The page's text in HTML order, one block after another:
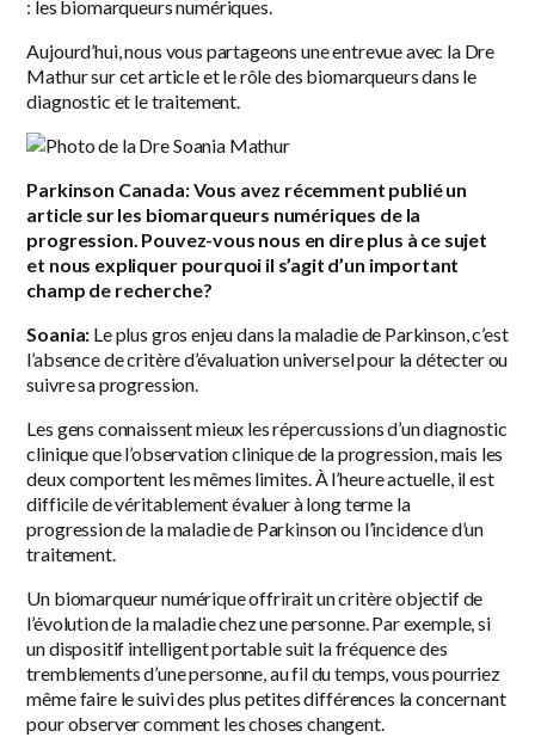
: les biomarqueurs numériques.
Aujourd’hui, nous vous partageons une entrevue avec la Dre
Mathur sur cet article et le rôle des biomarqueurs dans le
diagnostic et le traitement.
Parkinson Canada: Vous avez récemment publié un
article sur les biomarqueurs numériques de la
progression. Pouvez-vous nous en dire plus à ce sujet
et nous expliquer pourquoi il s’agit d’un important
champ de recherche?
Soania: Le plus gros enjeu dans la maladie de Parkinson, c’est
l’absence de critère d’évaluation universel pour la détecter ou
suivre sa progression.
Les gens connaissent mieux les répercussions d’un diagnostic
clinique que l’observation clinique de la progression, mais les
deux comportent les mêmes limites. À l’heure actuelle, il est
difficile de véritablement évaluer à long terme la
progression de la maladie de Parkinson ou l’incidence d’un
traitement.
Un biomarqueur numérique offrirait un critère objectif de
l’évolution de la maladie chez une personne. Par exemple, si
un dispositif intelligent portable suit la fréquence des
tremblements d’une personne, au fil du temps, vous pourriez
même faire le suivi des plus petites différences la concernant
pour observer comment les choses changent.